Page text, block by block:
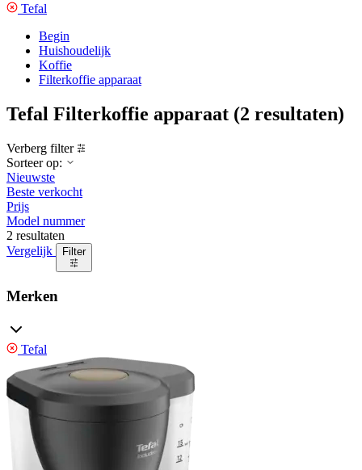
Tefal
Begin
Huishoudelijk
Koffie
Filterkoffie apparaat
Tefal Filterkoffie apparaat (2 resultaten)
Verberg filter
Sorteer op:
Nieuwste
Beste verkocht
Prijs
Model nummer
2 resultaten
Vergelijk
Filter
Merken
Tefal